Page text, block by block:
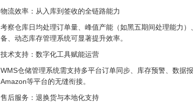
物流效率：从入库到签收的全链路能力
考察仓库日均处理订单量、峰值产能（如黑五期间处理能力
备、动态库存管理系统可显著提升效率。
技术支持：数字化工具赋能运营
WMS仓储管理系统需支持多平台订单同步、库存预警、数据
Amazon等平台的无缝衔接。
售后服务：退换货与本地化支持